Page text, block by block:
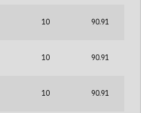
10 90.91
10 90.91
10 90.91